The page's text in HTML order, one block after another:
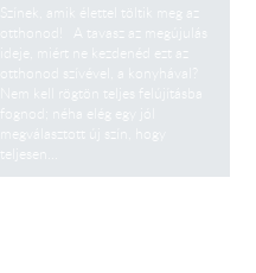
Színek, amik élettel töltik meg az
otthonod! A tavasz az megújulás
ideje, miért ne kezdenéd ezt az
otthonod szívével, a konyhával?
Nem kell rögtön teljes felújításba
fognod; néha elég egy jól
megválasztott új szín, hogy
teljesen...